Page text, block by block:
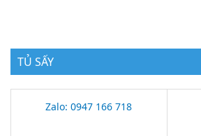
TỦ SẤY
Zalo: 0947 166 718